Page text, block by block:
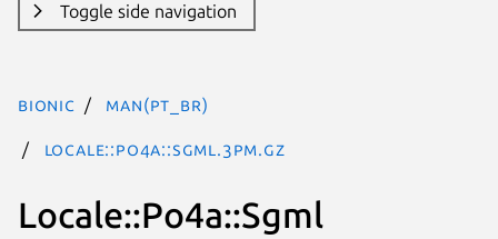
Toggle side navigation
bionic man(pt_BR)
Locale::Po4a::Sgml.3pm.gz
Locale::Po4a::Sgml